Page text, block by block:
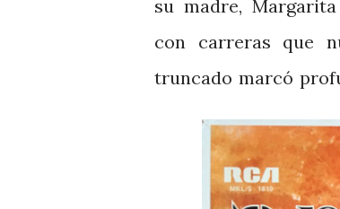
su madre,
con carreras que
truncado marcó